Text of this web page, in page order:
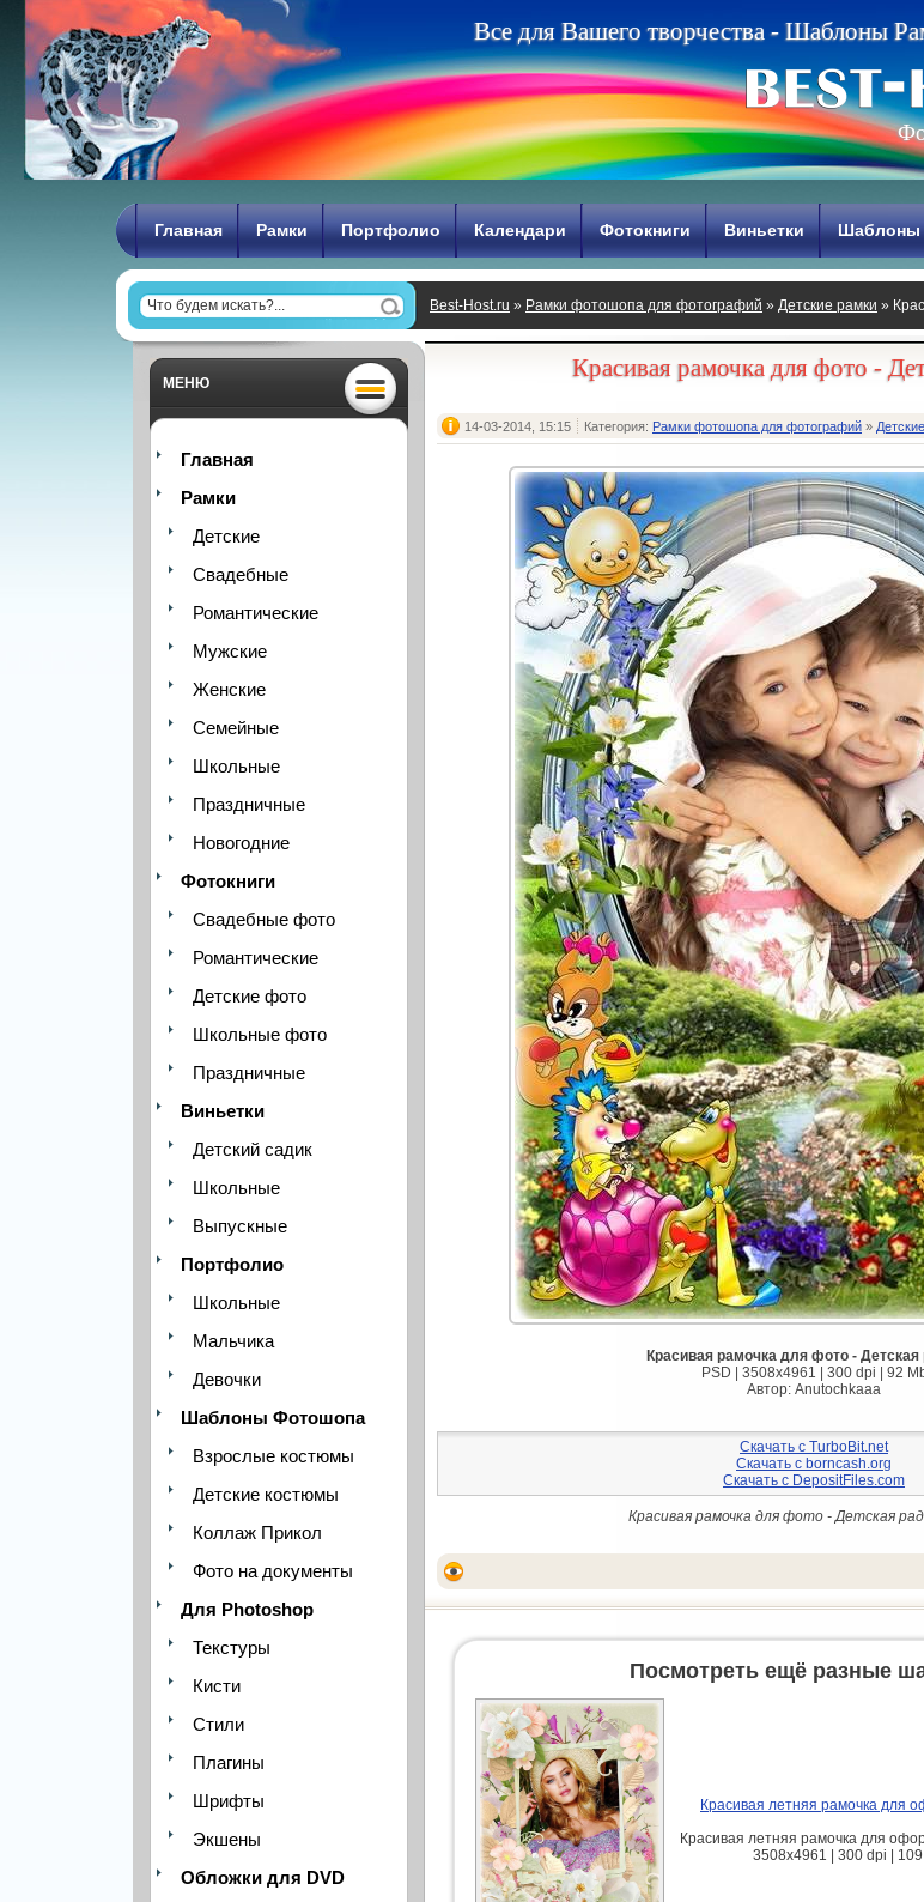
Все для Вашего творчества - Шаблоны Ра
Главная Рамки Портфолио Календари Фотокниги Виньетки Шаблоны
Best-Host.ru » Рамки фотошопа для фотографий » Детские рамки »
МЕНЮ
Главная
Рамки
Детские
Свадебные
Романтические
Мужские
Женские
Семейные
Школьные
Праздничные
Новогодние
Фотокниги
Свадебные фото
Романтические
Детские фото
Школьные фото
Праздничные
Виньетки
Детский садик
Школьные
Выпускные
Портфолио
Школьные
Мальчика
Девочки
Шаблоны Фотошопа
Взрослые костюмы
Детские костюмы
Коллаж Прикол
Фото на документы
Для Photoshop
Текстуры
Кисти
Стили
Плагины
Шрифты
Экшены
Обложки для DVD
Красивая рамочка для фото -
14-03-2014, 15:15 Категория: Рамки фотошопа для фотографий »
Красивая рамочка для фото - Детская
PSD | 3508х4961 | 300 dpi | 92
Автор: Anutochkaaa
Скачать с TurboBit.net
Скачать с borncash.org
Скачать с DepositFiles.com
Красивая рамочка для фото - Детская
Посмотреть ещё разные
Красивая летняя рамочка для
Красивая летняя рамочка для
3508х4961 | 300 dpi |